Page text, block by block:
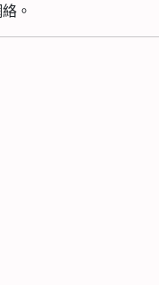
。